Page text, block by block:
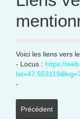
Voici les liens vers
- Locus : https://
-
Article précédent :
Précédent